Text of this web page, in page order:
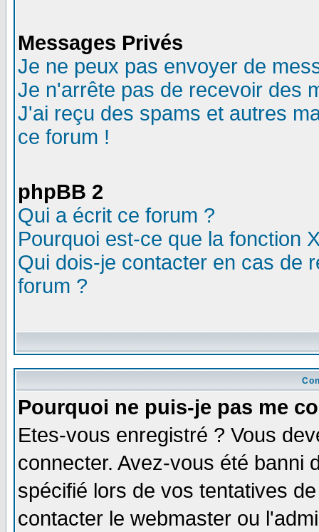
Messages Privés
Je ne peux pas envoyer de
Je n'arrête pas de recevoir des
J'ai reçu des spams et autres
ce forum !
phpBB 2
Qui a écrit ce forum ?
Pourquoi est-ce que la fonction
Qui dois-je contacter en cas de
forum ?
Pourquoi ne puis-je pas me
Etes-vous enregistré ? Vous
connecter. Avez-vous été banni
spécifié lors de vos tentatives
contacter le webmaster ou